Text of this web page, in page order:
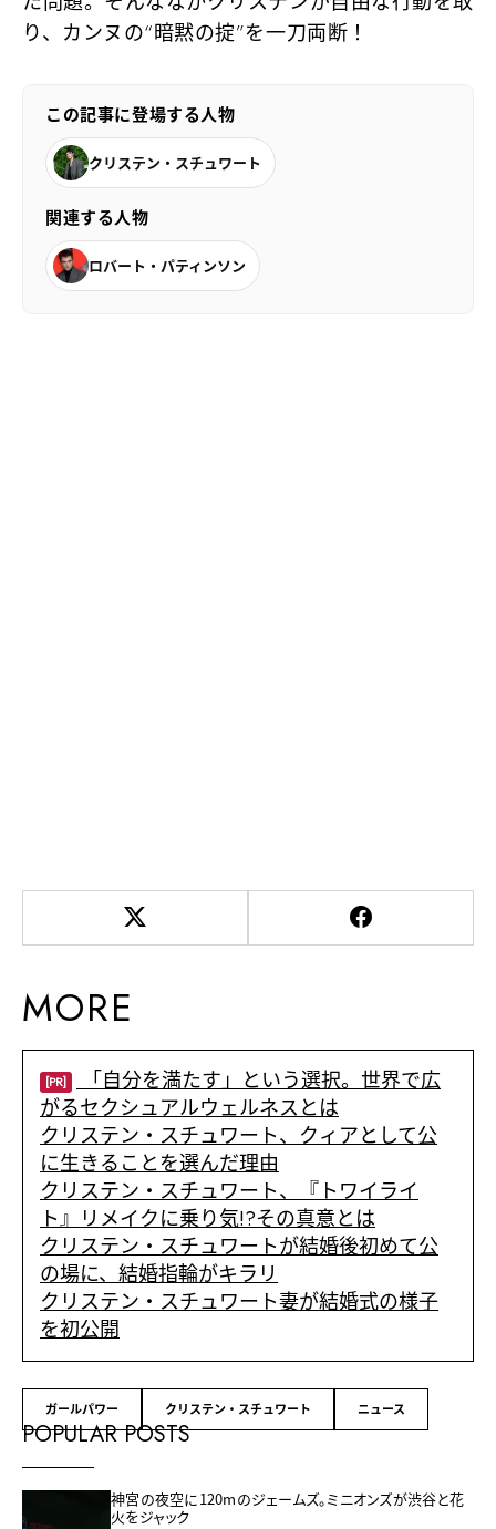
り、カンヌの“暗黙の掟”を一刀両断！
この記事に登場する人物
クリステン・スチュワート
関連する人物
ロバート・パティンソン
MORE
[PR]
「自分を満たす」という選択。世界で広
がるセクシュアルウェルネスとは
クリステン・スチュワート、クィアとして公
に生きることを選んだ理由
クリステン・スチュワート、『トワイライ
ト』リメイクに乗り気!?その真意とは
クリステン・スチュワートが結婚後初めて公
の場に、結婚指輪がキラリ
クリステン・スチュワート妻が結婚式の様子
を初公開
ガールパワー クリステン・スチュワート ニュース
POPULAR POSTS
神宮の夜空に120mのジェームズ。ミニオンズが渋谷と花
火をジャック